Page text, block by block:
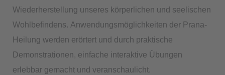
Wiederherstellung unseres körperlichen und seelischen
Wohlbefindens. Anwendungsmöglichkeiten der Prana-
Heilung werden erörtert und durch praktische
Demonstrationen, einfache interaktive Übungen
erlebbar gemacht und veranschaulicht.